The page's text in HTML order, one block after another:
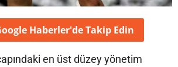
Haberler'deTakip Edin
en üst düzey yönetim